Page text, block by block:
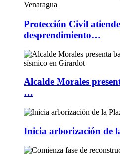
Protección Civil atiende
desprendimiento…
Alcalde Morales
…
Inicia arborización de